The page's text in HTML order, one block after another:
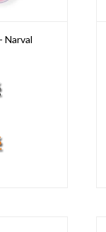
Narval